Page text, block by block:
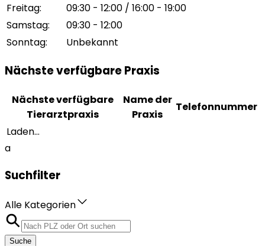
Freitag:
09:30 - 12:00 / 16:00 - 19:00
Samstag:
09:30 - 12:00
Sonntag: Unbekannt
Nächste verfügbare Praxis
Nächste verfügbare
Tierarztpraxis
Name der
Praxis
Telefonnummer
Laden...
a
Suchfilter
Alle Kategorien
Suche